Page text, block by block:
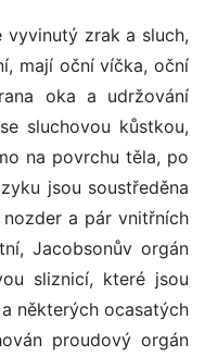
zrak a sluch,
mají oční víčka, oční
oka a udržování
sluchovou kůstkou,
na povrchu těla, po
jsou soustředěna
a pár vnitřních
Jacobsonův orgán
sliznicí, které jsou
některých ocasatých
proudový orgán